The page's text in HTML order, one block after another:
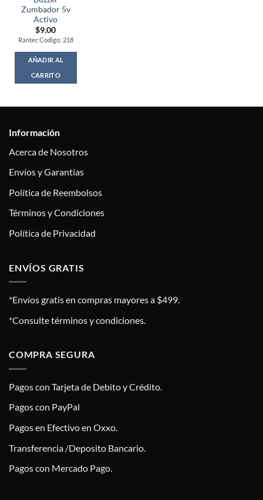
Zumbador 5v
Activo
$9.00
Rantec Codigo: 218
AÑADIR AL
CARRITO
Información
Acerca de Nosotros
Envíos y Garantías
Política de Reembolsos
Términos y Condiciones
Política de Privacidad
ENVÍOS GRATIS
*Envíos gratis en compras mayores a $499.
*Consulte términos y condiciones.
COMPRA SEGURA
Pagos con Tarjeta de Debito y Crédito.
Pagos con PayPal
Pagos en Efectivo en Oxxo.
Transferencia /Deposito Bancario.
Pagos con Mercado Pago.